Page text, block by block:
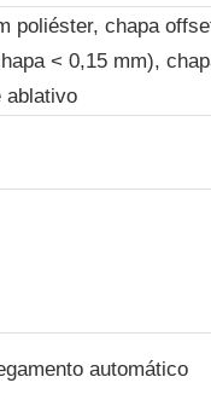
poliéster, chapa
< 0,15 mm),
ablativo
automático